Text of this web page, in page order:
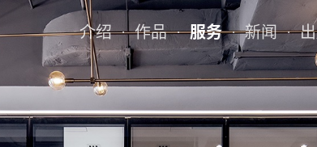
介绍 · 作品 · 服务 · 新闻 ·